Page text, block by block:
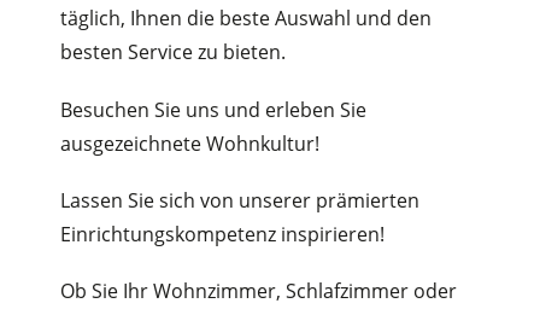
täglich, Ihnen die beste Auswahl und den
besten Service zu bieten.
Besuchen Sie uns und erleben Sie
ausgezeichnete Wohnkultur!
Lassen Sie sich von unserer prämierten
Einrichtungskompetenz inspirieren!
Ob Sie Ihr Wohnzimmer, Schlafzimmer oder